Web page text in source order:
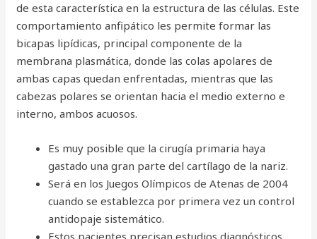
de esta característica en la estructura de las células. Este
comportamiento anfipático les permite formar las
bicapas lipídicas, principal componente de la
membrana plasmática, donde las colas apolares de
ambas capas quedan enfrentadas, mientras que las
cabezas polares se orientan hacia el medio externo e
interno, ambos acuosos.
Es muy posible que la cirugía primaria haya
gastado una gran parte del cartílago de la nariz.
Será en los Juegos Olímpicos de Atenas de 2004
cuando se establezca por primera vez un control
antidopaje sistemático.
Estos pacientes precisan estudios diagnósticos